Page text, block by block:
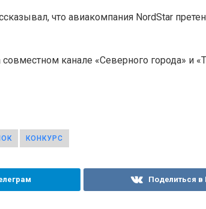
что авиакомпания NordStar
канале «Северного города» и
КОНКУРС
Поделиться в